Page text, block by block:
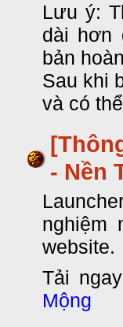
Lưu ý:
dài hơn
bản
Sau khi
và có
- Nền
nghiệm
website.
Tải
Mộng